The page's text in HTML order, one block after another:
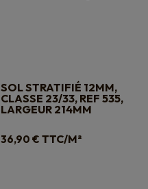
SOL STRATIFIÉ 12MM,
CLASSE 23/33, REF 535,
LARGEUR 214MM
36,90 € TTC/M²